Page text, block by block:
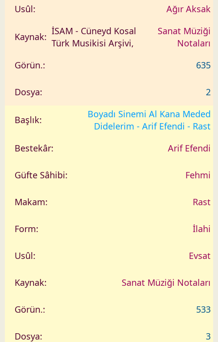
Ağır Aksak
İSAM - Cüneyd Kosal
Türk Musikisi Arşivi,
Sanat Müziği
Notaları
635
2
Boyadı Sinemi Al Kana Meded
Didelerim - Arif Efendi - Rast
Arif Efendi
Fehmi
Rast
İlahi
Evsat
Sanat Müziği Notaları
533
3